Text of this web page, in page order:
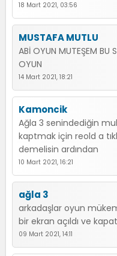
18 Mart 2021, 03:56
MUSTAFA MUTLU
ABİ OYUN MUTEŞEM BU
OYUN
14 Mart 2021, 18:21
Kamoncik
Ağla 3 senindediğin
kaptmak için reold a
demelisin ardından
10 Mart 2021, 16:21
ağla 3
arkadaşlar oyun
bir ekran açıldı ve
09 Mart 2021, 14:11